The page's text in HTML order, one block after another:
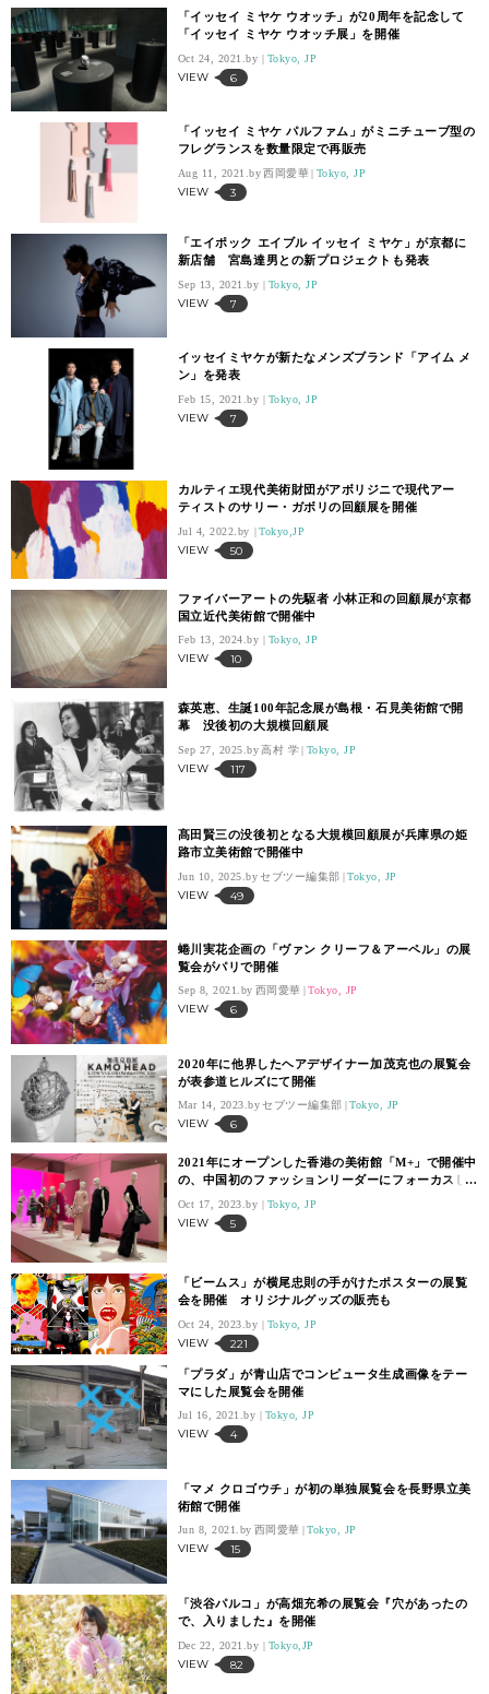
「イッセイ ミヤケ ウオッチ」が20周年を記念して
「イッセイ ミヤケ ウオッチ展」を開催
Oct 24, 2021. Tokyo, JP
VIEW 6
「イッセイ ミヤケ パルファム」がミニチューブ型の
フレグランスを数量限定で再販売
Aug 11, 2021. 西岡愛華 Tokyo, JP
VIEW 3
「エイポック エイブル イッセイ ミヤケ」が京都に
新店舗 宮島達男との新プロジェクトも発表
Sep 13, 2021. Tokyo, JP
VIEW 7
イッセイミヤケが新たなメンズブランド「アイム メ
ン」を発表
Feb 15, 2021. Tokyo, JP
VIEW 7
カルティエ現代美術財団がアボリジニで現代アー
ティストのサリー・ガボリの回顧展を開催
Jul 4, 2022. Tokyo,JP
VIEW 50
ファイバーアートの先駆者 小林正和の回顧展が京都
国立近代美術館で開催中
Feb 13, 2024. Tokyo, JP
VIEW 10
森英恵、生誕100年記念展が島根・石見美術館で開
幕 没後初の大規模回顧展
Sep 27, 2025. 高村 学 Tokyo, JP
VIEW 117
髙田賢三の没後初となる大規模回顧展が兵庫県の姫
路市立美術館で開催中
Jun 10, 2025. セブツー編集部 Tokyo, JP
VIEW 49
蜷川実花企画の「ヴァン クリーフ＆アーペル」の展
覧会がパリで開催
Sep 8, 2021. 西岡愛華 Tokyo, JP
VIEW 6
2020年に他界したヘアデザイナー加茂克也の展覧会
が表参道ヒルズにて開催
Mar 14, 2023. セブツー編集部 Tokyo, JP
VIEW 6
2021年にオープンした香港の美術館「M+」で開催中
の、中国初のファッションリーダーにフォーカスし
Oct 17, 2023. Tokyo, JP
VIEW 5
「ビームス」が横尾忠則の手がけたポスターの展覧
会を開催 オリジナルグッズの販売も
Oct 24, 2023. Tokyo, JP
VIEW 221
「プラダ」が青山店でコンピュータ生成画像をテー
マにした展覧会を開催
Jul 16, 2021. Tokyo, JP
VIEW 4
「マメ クロゴウチ」が初の単独展覧会を長野県立美
術館で開催
Jun 8, 2021. 西岡愛華 Tokyo, JP
VIEW 15
「渋谷パルコ」が高畑充希の展覧会『穴があったの
で、入りました』を開催
Dec 22, 2021. Tokyo,JP
VIEW 82